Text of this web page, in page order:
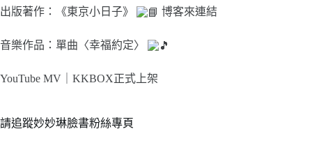
出版著作：《東京小日子》 博客來連結
音樂作品：單曲〈幸福約定〉
YouTube MV｜ KKBOX正式上架
請追蹤妙妙琳臉書粉絲專頁